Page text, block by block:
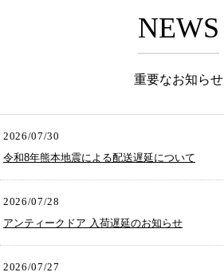
NEWS
重要なお知らせ
2026/07/30
令和8年熊本地震による配送遅延について
2026/07/28
アンティークドア 入荷遅延のお知らせ
2026/07/27